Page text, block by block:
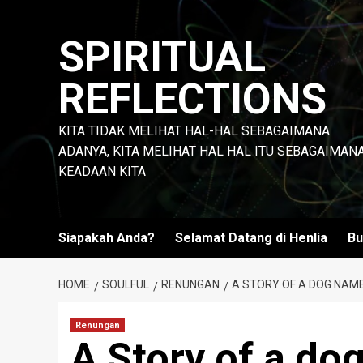
SPIRITUAL
REFLECTIONS
KITA TIDAK MELIHAT HAL-HAL SEBAGAIMANA
ADANYA, KITA MELIHAT HAL HAL ITU
KEADAAN KITA
Siapakah Anda? Selamat Datang di Henlia
HOME SOULFUL RENUNGAN A STORY OF A DOG
Renungan